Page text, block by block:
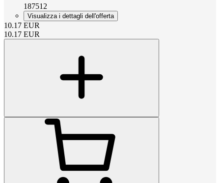
187512
Visualizza i dettagli dell'offerta
10.17 EUR
10.17 EUR